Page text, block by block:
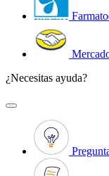
¿Necesitas ayuda?